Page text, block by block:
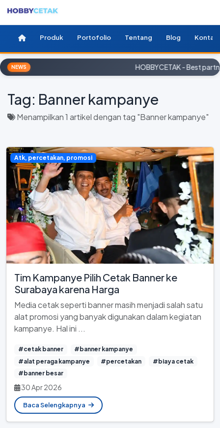
Produk Portofolio Tentang Blog Kontak
NEWS HOBBYCETAK - Best
Tag: Banner kampanye
Menampilkan 1 artikel dengan tag "Banner kampanye"
Atk, percetakan, promosi
Tim Kampanye Pilih Cetak Banner ke
Surabaya karena Harga
Media cetak seperti banner masih menjadi salah satu
alat promosi yang banyak digunakan dalam kegiatan
kampanye. Hal ini ...
#cetak banner
#banner kampanye
#alat peraga kampanye
#percetakan
#biaya cetak
#banner besar
30 Apr 2026
Baca Selengkapnya